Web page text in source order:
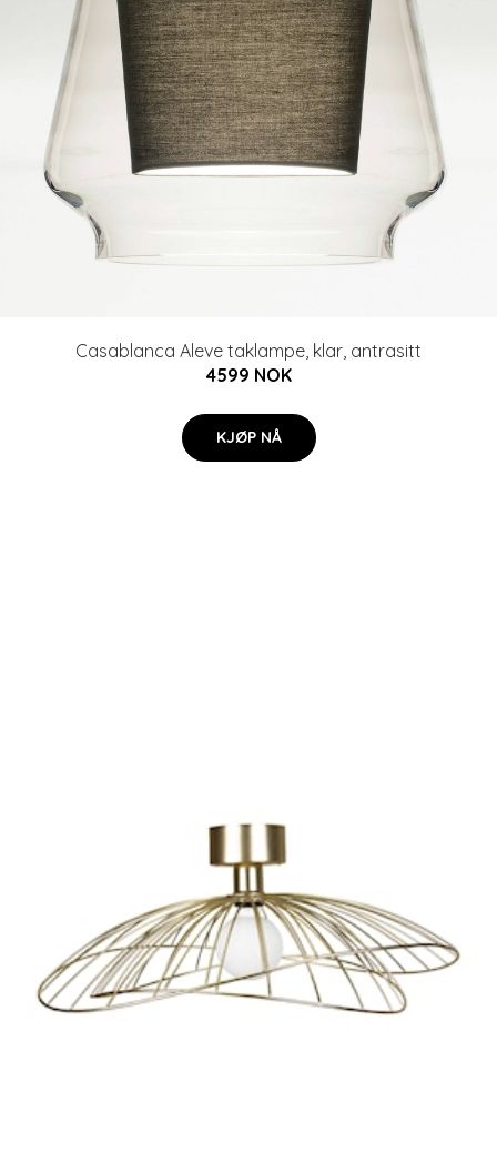
Casablanca Aleve taklampe, klar, antrasitt
4599 NOK
KJØP NÅ